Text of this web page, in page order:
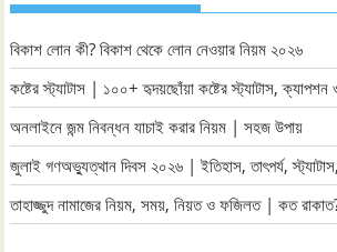
বিকাশ লোন কী? বিকাশ থেকে লোন নেওয়ার নিয়ম ২০২৬
কষ্টের স্ট্যাটাস | ১০০+ হৃদয়ছোঁয়া কষ্টের স্ট্যাটাস,
অনলাইনে জন্ম নিবন্ধন যাচাই করার নিয়ম | সহজ উপায়
জুলাই গণঅভ্যুত্থান দিবস ২০২৬ | ইতিহাস, তাৎপর্য,
তাহাজ্জুদ নামাজের নিয়ম, সময়, নিয়ত ও ফজিলত | কত